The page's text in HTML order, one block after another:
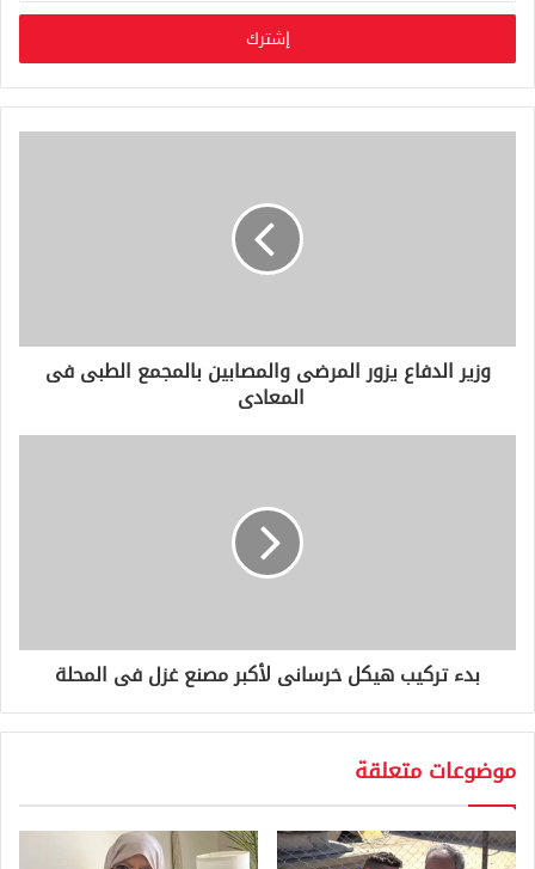
خ
ب
ر
ي
ر
وزير الدفاع يزور المرضى والمصابين بالمجمع الطبى فى
المعادى
بدء تركيب هيكل خرسانى لأكبر مصنع غزل فى المحلة
موضوعات متعلقة